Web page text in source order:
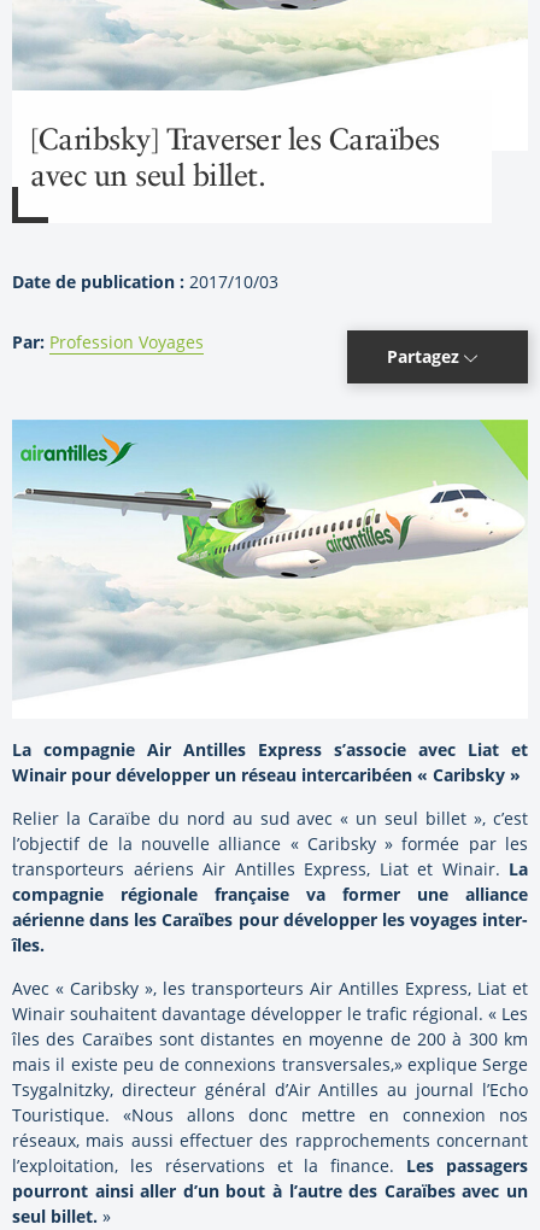
[Caribsky] Traverser les Caraïbes
avec un seul billet.
Date de publication : 2017/10/03
Par: Profession Voyages
Partagez
La compagnie Air Antilles Express s’associe avec Liat et
Winair pour développer un réseau intercaribéen « Caribsky »
Relier la Caraïbe du nord au sud avec « un seul billet », c’est
l’objectif de la nouvelle alliance « Caribsky » formée par les
transporteurs aériens Air Antilles Express, Liat et Winair. La
compagnie régionale française va former une alliance
aérienne dans les Caraïbes pour développer les voyages inter-
îles.
Avec « Caribsky », les transporteurs Air Antilles Express, Liat et
Winair souhaitent davantage développer le trafic régional. « Les
îles des Caraïbes sont distantes en moyenne de 200 à 300 km
mais il existe peu de connexions transversales,» explique Serge
Tsygalnitzky, directeur général d’Air Antilles au journal l’Echo
Touristique. «Nous allons donc mettre en connexion nos
réseaux, mais aussi effectuer des rapprochements concernant
l’exploitation, les réservations et la finance. Les passagers
pourront ainsi aller d’un bout à l’autre des Caraïbes avec un
seul billet. »